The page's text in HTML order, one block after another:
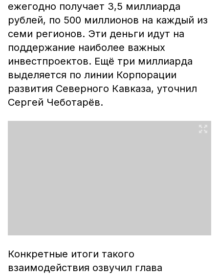
ежегодно получает 3,5 миллиарда
рублей, по 500 миллионов на каждый из
семи регионов. Эти деньги идут на
поддержание наиболее важных
инвестпроектов. Ещё три миллиарда
выделяется по линии Корпорации
развития Северного Кавказа, уточнил
Сергей Чеботарёв.
Конкретные итоги такого
взаимодействия озвучил глава